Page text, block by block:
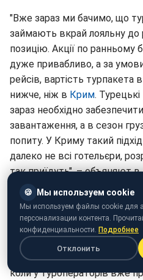
"Вже зараз ми бачимо, що
займають вкрай лояльну до
позицію. Акції по
дуже привабливо, а за
рейсів, вартість турпакета
нижче, ніж в Крим.
зараз необхідно
завантаження, а в сезон
попиту. У Криму такий
далеко не всі готельєри,
так приїдуть", – объяняют
Представники асоціації
році в Криму вже
необґрунтованого
таке рішення, ці об'єкти
вартість в липні – в розпал
коли у туроператорів вже
🍪 Мы используем cookie
Мы используем файлы cookie для
персонализации контента.
конфиденциальности. Подробнее
Отклонить